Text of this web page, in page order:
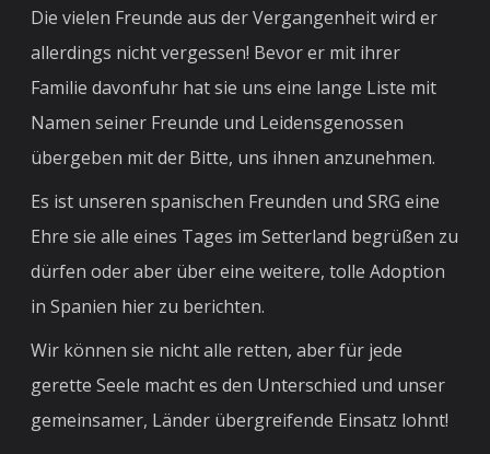
Die vielen Freunde aus der Vergangenheit wird er
allerdings nicht vergessen! Bevor er mit ihrer
Familie davonfuhr hat sie uns eine lange Liste mit
Namen seiner Freunde und Leidensgenossen
übergeben mit der Bitte, uns ihnen anzunehmen.
Es ist unseren spanischen Freunden und SRG eine
Ehre sie alle eines Tages im Setterland begrüßen zu
dürfen oder aber über eine weitere, tolle Adoption
in Spanien hier zu berichten.
Wir können sie nicht alle retten, aber für jede
gerette Seele macht es den Unterschied und unser
gemeinsamer, Länder übergreifende Einsatz lohnt!